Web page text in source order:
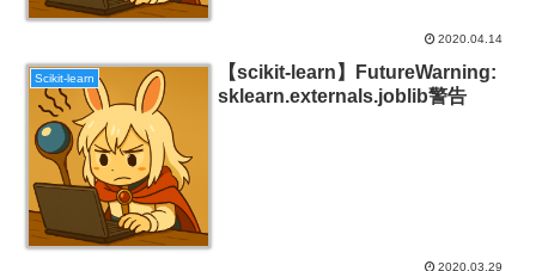
2020.04.14
Scikit-learn
【scikit-learn】FutureWarning:
sklearn.externals.joblib警告
2020.03.29